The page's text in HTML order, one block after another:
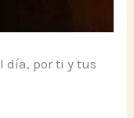
día, por ti y tus